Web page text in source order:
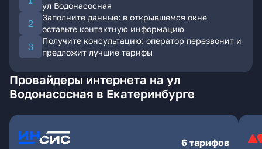
ул Водонасосная
Заполните данные: в открывшемся окне
оставьте контактную информацию
Получите консультацию: оператор перезвонит и
предложит лучшие тарифы
Провайдеры интернета на ул
Водонасосная в Екатеринбурге
6 тарифов